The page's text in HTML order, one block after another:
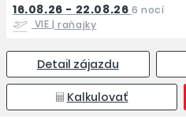
16.08.26 - 22.08.26 6 nocí
VIE| raňajky
Detail zájazdu
Kalkulovať